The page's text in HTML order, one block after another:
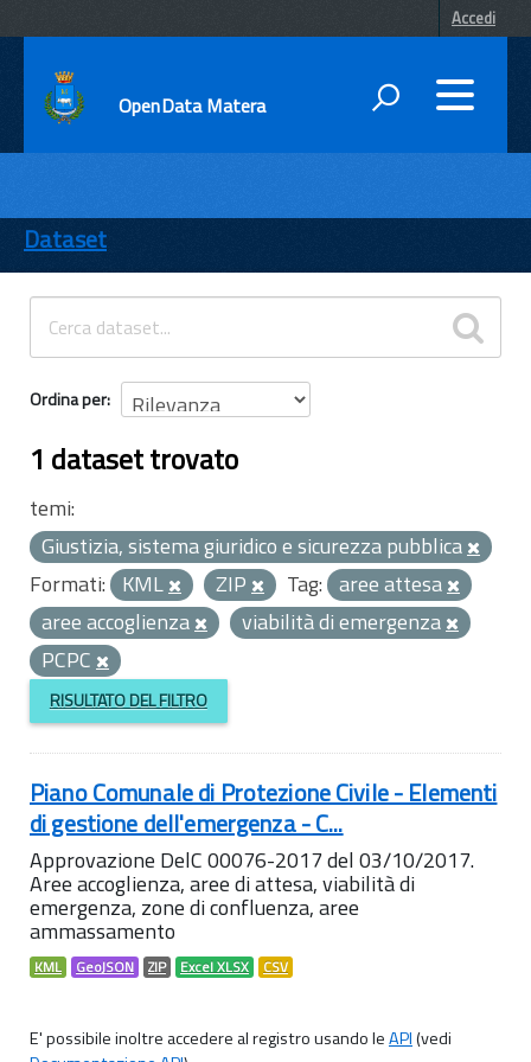
Accedi
OpenData Matera
ENTI
TEMI
INFORMAZIONI
Dataset
Ordina per
1 dataset trovato
temi:
Giustizia, sistema giuridico e sicurezza pubblica
Formati: KML ZIP Tag: aree attesa
aree accoglienza
viabilità di emergenza
PCPC
RISULTATO DEL FILTRO
Piano Comunale di Protezione Civile - Elementi
di gestione dell'emergenza - C...
Approvazione DelC 00076-2017 del 03/10/2017.
Aree accoglienza, aree di attesa, viabilità di
emergenza, zone di confluenza, aree
ammassamento
KML GeoJSON ZIP Excel XLSX CSV
E' possibile inoltre accedere al registro usando leAPI(vedi